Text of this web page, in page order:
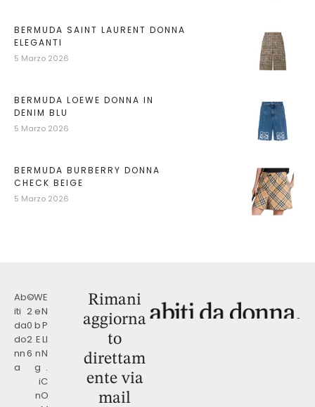
BERMUDA SAINT LAURENT DONNA
ELEGANTI
5 Marzo 2026
BERMUDA LOEWE DONNA IN
DENIM BLU
5 Marzo 2026
BERMUDA BURBERRY DONNA
CHECK BEIGE
5 Marzo 2026
Ab
iti
da
do
nn
a
©
2
0
2
6
W
e
b
E
n
g
i
n
E
N
P
LI
N
.
C
O
Rimani
aggiorna
to
direttam
ente via
mail